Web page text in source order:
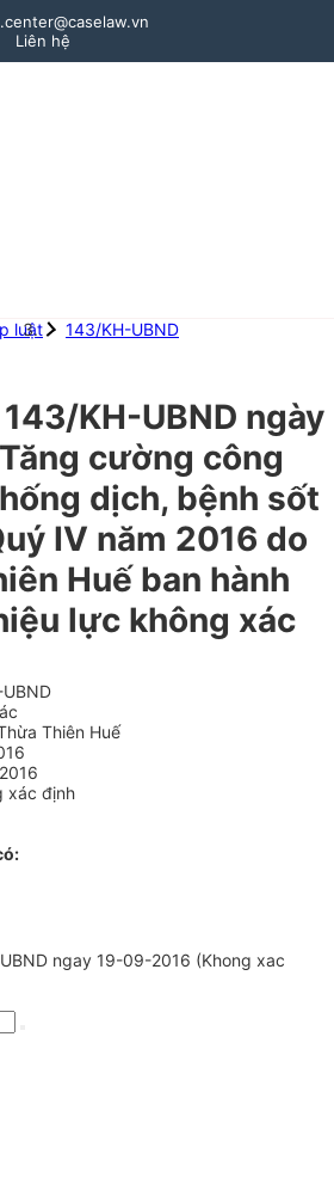
Liên hệ
luật 143/KH-UBND
KH-UBND ngày
cường công
dịch, bệnh sốt
IV năm 2016 do
Huế ban hành
lực không xác
Thiên Huế
xác định
ngay 19-09-2016 (Khong xac